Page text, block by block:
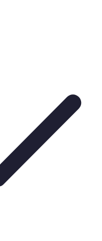
FERNAND
ESPRIT D'EQUIPE